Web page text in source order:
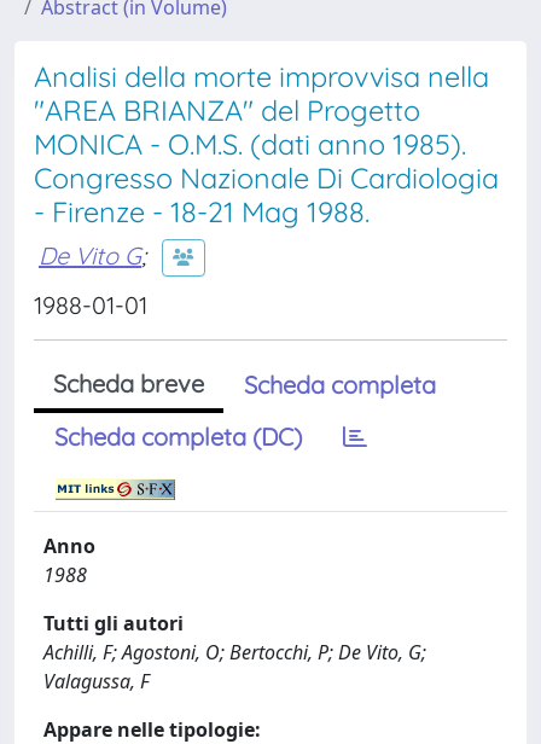
Abstract (in Volume)
Analisi della morte improvvisa nella
"AREA BRIANZA" del Progetto
MONICA - O.M.S. (dati anno 1985).
Congresso Nazionale Di Cardiologia
- Firenze - 18-21 Mag 1988.
De Vito G;
1988-01-01
Scheda breve
Scheda completa
Scheda completa (DC)
Anno
1988
Tutti gli autori
Achilli, F; Agostoni, O; Bertocchi, P; De Vito, G;
Valagussa, F
Appare nelle tipologie: